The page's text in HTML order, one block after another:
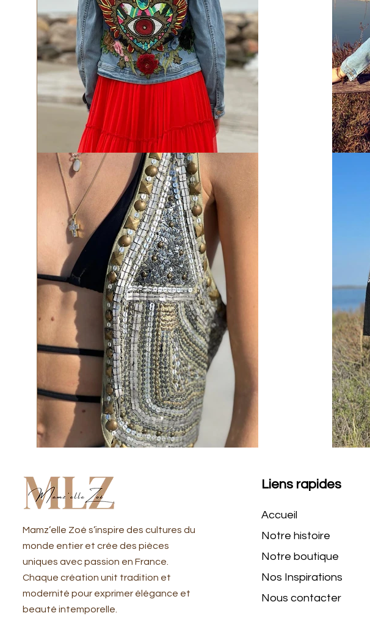
​Mamz’elle Zoé s’inspire des cultures du
monde entier et crée des pièces
uniques avec passion en France.
Chaque création unit tradition et
modernité pour exprimer élégance et
beauté intemporelle.
Liens rapides
Accueil
Notre histoire
Notre boutique
Nos Inspirations
Nous contacter